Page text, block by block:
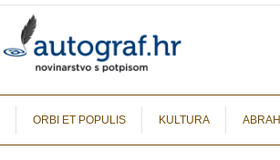
ORBI ET POPULIS KULTURA